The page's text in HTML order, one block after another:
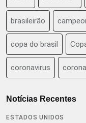
brasileirão
copa do brasil
coronavirus
Notícias Recentes
ESTADOS UNIDOS